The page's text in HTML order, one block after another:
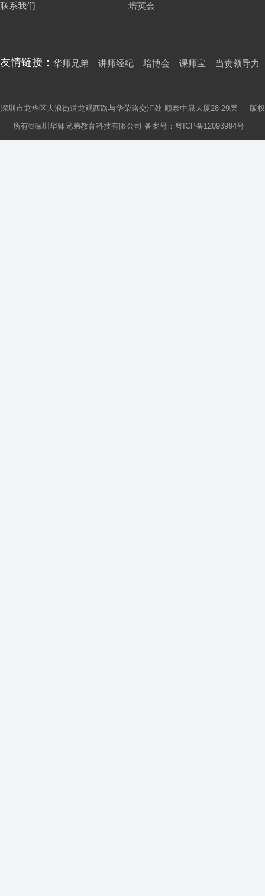
联系我们 培英会
友情链接： 华师兄弟 讲师经纪 培博会 课师宝 当责领导力
深圳市龙华区大浪街道龙观西路与华荣路交汇处-顺泰中晟大厦28-29层 版权
所有©深圳华师兄弟教育科技有限公司 备案号： 粤ICP备12093994号